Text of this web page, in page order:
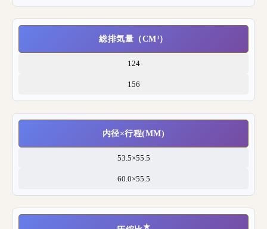
総排気量（CM³）
124
156
内径×行程(MM)
53.5×55.5
60.0×55.5
★